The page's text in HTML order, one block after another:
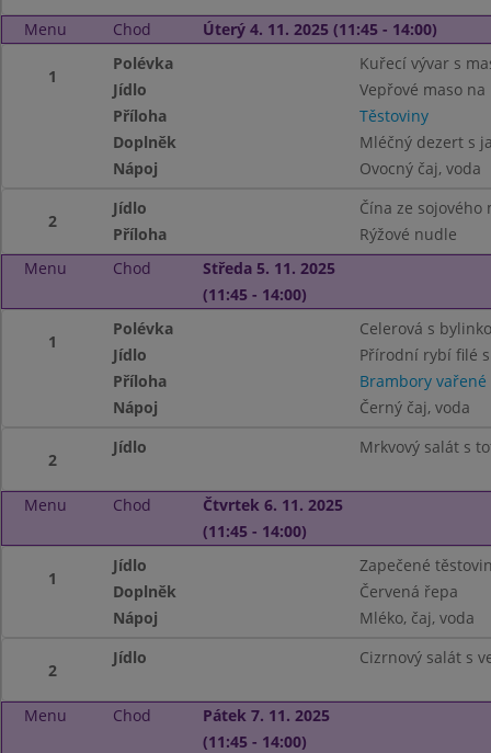
Menu Chod Úterý 4. 11. 2025 (11:45 - 14:00)
1
Polévka
Kuřecí vývar s
Jídlo
Vepřové maso
Příloha
Těstoviny
Doplněk
Mléčný dezert s
Nápoj
Ovocný čaj, voda
2
Jídlo
Čína ze sojového
Příloha
Rýžové nudle
Menu
Chod
Středa 5. 11. 2025
(11:45 - 14:00)
1
Polévka
Celerová s
Jídlo
Přírodní rybí filé
Příloha
Brambory vařené
Nápoj
Černý čaj, voda
2
Jídlo Mrkvový salát s
Menu Chod
Čtvrtek 6. 11. 2025
(11:45 - 14:00)
1
Jídlo
Zapečené
Doplněk
Červená řepa
Nápoj
Mléko, čaj, voda
2
Jídlo Cizrnový salát s
Menu Chod
Pátek 7. 11. 2025
(11:45 - 14:00)